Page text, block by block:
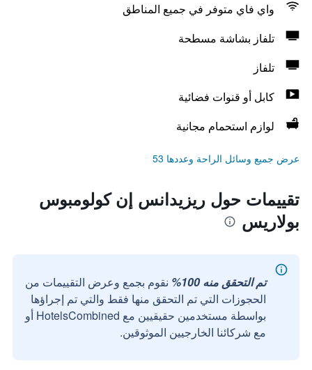
واي فاي متوفر في جميع المناطق
تلفاز بشاشة مسطحة
تلفاز
كابل أو قنوات فضائية
لوازم استحمام مجانية
عرض جميع وسائل الراحة وعددها 53
تقييمات حول ريزيدانس إن كولومبوس
بولاريس
تم التحقق منه 100%
نقوم بجمع وعرض التقييمات من
الحجوزات التي تم التحقق منها فقط والتي تم إجراؤها
بواسطة مستخدمين حقيقيين مع HotelsCombined أو
مع شركائنا الخارجيين الموثوقين.